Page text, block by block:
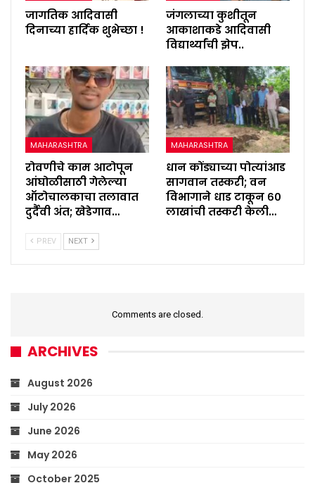
जागतिक आदिवासी
दिनाच्या हार्दिक शुभेच्छा !
जंगलाच्या कुशीतून
आकाशाकडे आदिवासी
विद्यार्थ्यांची झेप..
MAHARASHTRA
रोवणीचे काम आटोपून
आंघोळीसाठी गेलेल्या
ऑटोचालकाचा तलावात
दुर्दैवी अंत; खेडेगाव…
MAHARASHTRA
धान कोंड्याच्या पोत्यांआड
सागवान तस्करी; वन
विभागाने धाड टाकून ६०
लाखांची तस्करी केली…
PREV NEXT
Comments are closed.
ARCHIVES
August 2026
July 2026
June 2026
May 2026
October 2025